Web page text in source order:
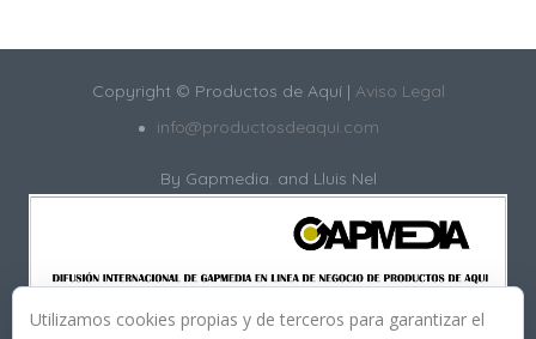
Copyright © Productos de Aquí | Aviso Legal
info@productosdeaqui.com
By Gapmedia. and Lluis Nel
Utilizamos cookies propias y de terceros para garantizar el